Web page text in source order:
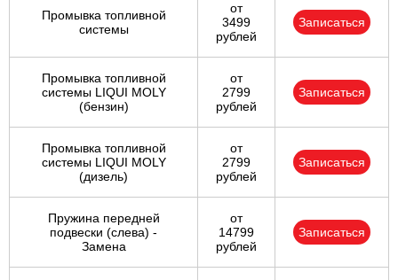
Промывка топливной
системы
от
3499
рублей
Записаться
Промывка топливной
системы LIQUI MOLY
(бензин)
от
2799
рублей
Записаться
Промывка топливной
системы LIQUI MOLY
(дизель)
от
2799
рублей
Записаться
Пружина передней
подвески (слева) -
Замена
от
14799
рублей
Записаться